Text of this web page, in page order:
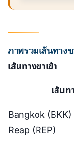
ภาพรวมเส้นทางข
เส้นทางขาเข้า
เส้นท
Bangkok
Reap (REP)